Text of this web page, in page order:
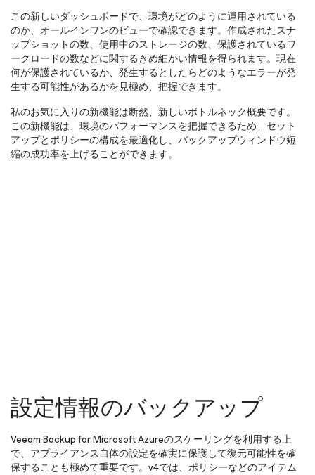
この新しいダッシュボードで、環境がどのように運用されている
のか、オールインワンのビューで確認できます。作成されたスナ
ップショットの数、使用中のストレージの数、保護されているワ
ークロードの数などに関するきめ細かい情報を得られます。現在
何が保護されているか、発生するとしたらどのようなエラーが発
生する可能性があるかを見極め、把握できます。
私のお気に入りの新機能は断然、新しいボトルネック概要です。
この新機能は、環境のパフォーマンスを把握できるため、セット
アップとポリシーの構成を最適化し、バックアップウィンドウ短
縮の成功率を上げることができます。
設定情報のバックアップ
Veeam Backupfor Microsoft Azureのスケーリングを利用する上
で、アプライアンス自体の設定を確実に保護して復元可能性を確
保することも極めて重要です。v4では、ポリシーなどのアイテム